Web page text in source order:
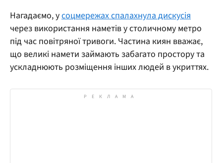
Нагадаємо, усоцмережах спалахнула дискусія
через використання наметів у столичному метро
під час повітряної тривоги. Частина киян вважає,
що великі намети займають забагато простору та
ускладнюють розміщення інших людей в укриттях.